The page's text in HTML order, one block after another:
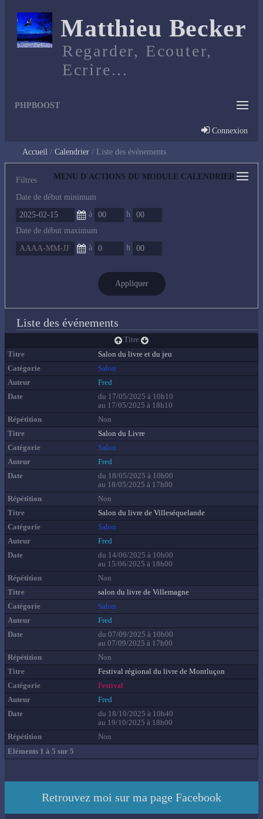
Matthieu Becker
Regarder, Ecouter,
Ecrire...
PHPBOOST
Connexion
Accueil Calendrier Liste des événements
MENU D'ACTIONS DU MODULE CALENDRIER
Filtres
Date de début minimum
à
h
Date de début maximum
à
h
Appliquer
Liste des événements
Titre
Eléments 1 à 5 sur 5
Salon du livre et du jeu
Salon
Fred
du 17/05/2025 à 10h10
au 17/05/2025 à 18h10
Non
Salon du Livre
Salon
Fred
du 18/05/2025 à 10h00
au 18/05/2025 à 17h00
Non
Salon du livre de Villeséquelande
Salon
Fred
du 14/06/2025 à 10h00
au 15/06/2025 à 18h00
Non
salon du livre de Villemagne
Salon
Fred
du 07/09/2025 à 10h00
au 07/09/2025 à 17h00
Non
Festival régional du livre de Montluçon
Festival
Fred
du 18/10/2025 à 10h40
au 19/10/2025 à 18h00
Non
Retrouvez moi sur ma page Facebook